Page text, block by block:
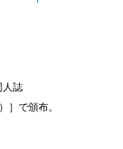
人誌
］で頒布。